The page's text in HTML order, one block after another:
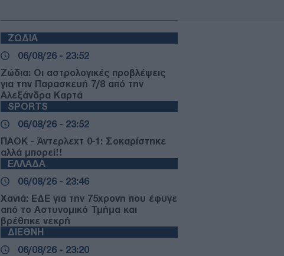
ΖΩΔΙΑ
06/08/26 - 23:52
Ζώδια: Οι αστρολογικές προβλέψεις
για την Παρασκευή 7/8 από την
Αλεξάνδρα Καρτά
SPORTS
06/08/26 - 23:52
ΠΑΟΚ - Άντερλεχτ 0-1: Σοκαρίστηκε
αλλά μπορεί!!
ΕΛΛΑΔΑ
06/08/26 - 23:46
Χανιά: ΕΔΕ για την 75χρονη που έφυγε
από το Αστυνομικό Τμήμα και
βρέθηκε νεκρή
ΔΙΕΘΝΗ
06/08/26 - 23:20